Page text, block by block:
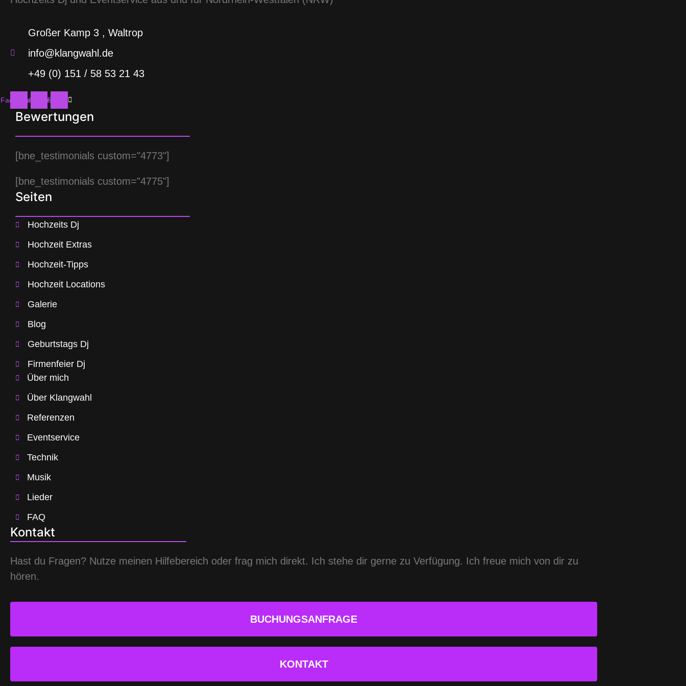
Großer Kamp 3 , Waltrop
info@klangwahl.de
+49 (0) 151 / 58 53 21 43
FacebookInstagramTwitter
Bewertungen
[bne_testimonials custom="4773"]
[bne_testimonials custom="4775"]
Seiten
Hochzeits Dj
Hochzeit Extras
Hochzeit-Tipps
Hochzeit Locations
Galerie
Blog
Geburtstags Dj
Firmenfeier Dj
Über mich
Über Klangwahl
Referenzen
Eventservice
Technik
Musik
Lieder
FAQ
Kontakt
Hast du Fragen? Nutze meinen Hilfebereich oder frag mich direkt. Ich stehe dir gerne zu Verfügung. Ich freue mich von dir zu
hören.
BUCHUNGSANFRAGE
KONTAKT